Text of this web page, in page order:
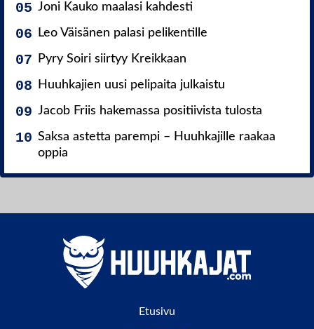
Joni Kauko maalasi kahdesti
Leo Väisänen palasi pelikentille
Pyry Soiri siirtyy Kreikkaan
Huuhkajien uusi pelipaita julkaistu
Jacob Friis hakemassa positiivista tulosta
Saksa astetta parempi – Huuhkajille raakaa
oppia
Etusivu